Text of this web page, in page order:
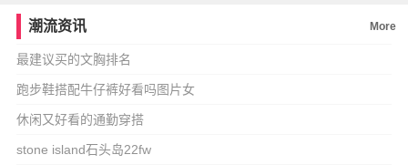
潮流资讯 More
最建议买的文胸排名
跑步鞋搭配牛仔裤好看吗图片女
休闲又好看的通勤穿搭
stone island石头岛22fw